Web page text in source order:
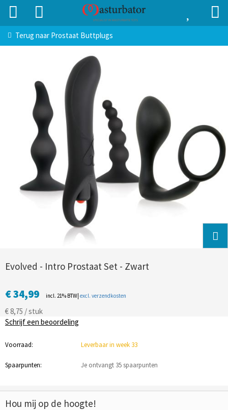
Terug naar Prostaat Buttplugs
Evolved - Intro Prostaat Set - Zwart
€ 34,99 incl. 21% BTW| excl. verzendkosten
€ 8,75 / stuk
Schrijf een beoordeling
Voorraad: Leverbaar in week 33
Spaarpunten: Je ontvangt 35 spaarpunten
Hou mij op de hoogte!